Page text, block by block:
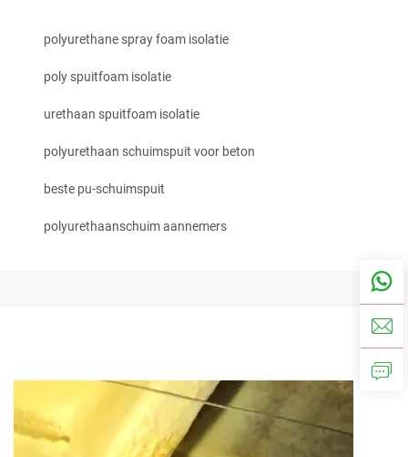
polyurethane spray foam isolatie
poly spuitfoam isolatie
urethaan spuitfoam isolatie
polyurethaan schuimspuit voor beton
beste pu-schuimspuit
polyurethaanschuim aannemers